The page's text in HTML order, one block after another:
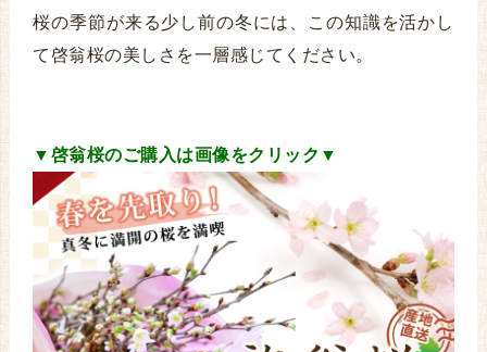
桜の季節が来る少し前の冬には、この知識を活かし
て啓翁桜の美しさを一層感じてください。
▼啓翁桜のご購入は画像をクリック▼